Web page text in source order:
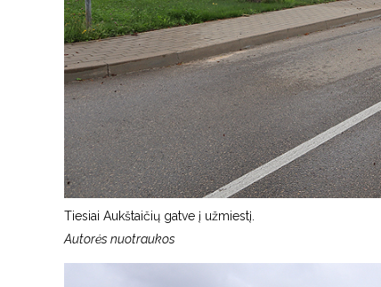
Tiesiai Aukštaičių gatve į užmiestį.
Autorės nuotraukos